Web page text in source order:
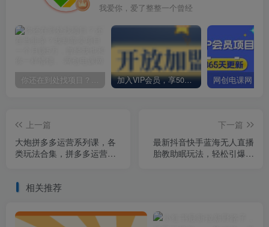
我爱你，爱了整整一个曾经
你还在到处找项目？还在当韭菜？我却靠卖项目一个月赚5万，曾经我也和你一样懵懂。 加入VIP会员，享50%的推广提成，免费学习多种网上创业课程，菜鸟秒变大神！
上一篇
大炮拼多多运营系列课，各
类​玩法合集，拼多多运营玩
下一篇
最新抖音快手蓝海无人直播
胎教助眠玩法，轻松引爆直
相关推荐